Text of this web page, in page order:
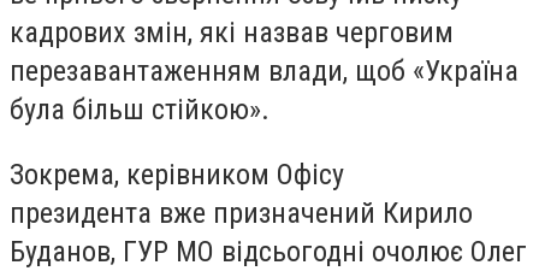
кадрових змін, які назвав черговим
перезавантаженням влади, щоб «Україна
була більш стійкою».
Зокрема, керівником Офісу
президента вже призначений Кирило
Буданов, ГУР МО відсьогодні очолює Олег